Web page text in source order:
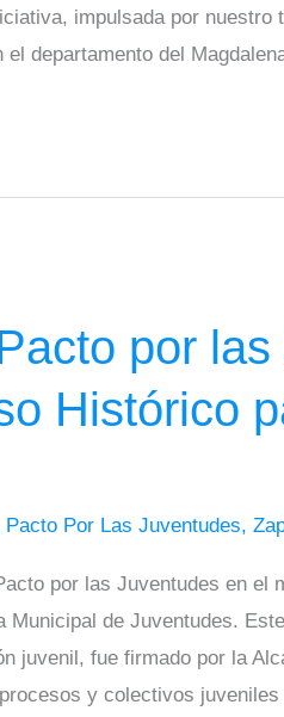
impulsada por nuestro
departamento del
por
Histórico
Pacto Por Las Juventudes,
por las Juventudes en el
de Juventudes.
juvenil, fue firmado por la
y colectivos juveniles